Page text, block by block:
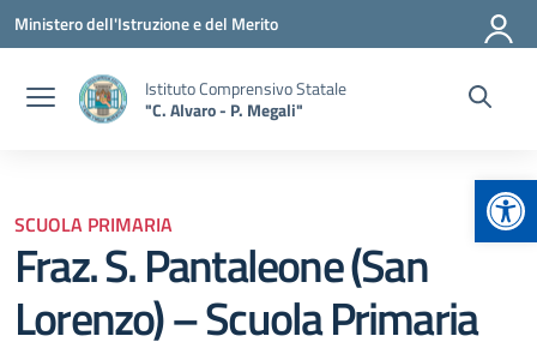
Vai ai contenuti
Vai al menu di navigazione
Vai al footer
Ministero dell'Istruzione e del Merito
Istituto Comprensivo Statale
"C. Alvaro - P. Megali"
SCUOLA PRIMARIA
Fraz. S. Pantaleone (San
Lorenzo) – Scuola Primaria